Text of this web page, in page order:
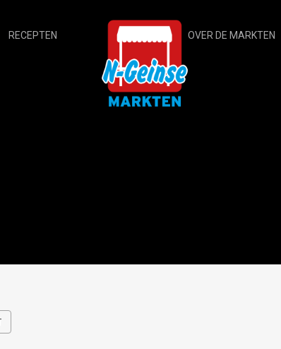
RECEPTEN OVER DE MARKTEN